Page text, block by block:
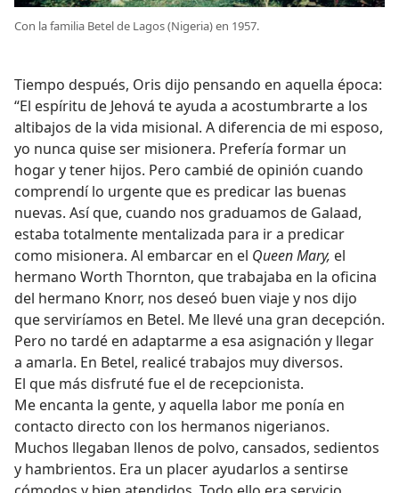
Con la familia Betel de Lagos (Nigeria) en 1957.
Tiempo después, Oris dijo pensando en aquella época:
“El espíritu de Jehová te ayuda a acostumbrarte a los
altibajos de la vida misional. A diferencia de mi esposo,
yo nunca quise ser misionera. Prefería formar un
hogar y tener hijos. Pero cambié de opinión cuando
comprendí lo urgente que es predicar las buenas
nuevas. Así que, cuando nos graduamos de Galaad,
estaba totalmente mentalizada para ir a predicar
como misionera. Al embarcar en el Queen Mary, el
hermano Worth Thornton, que trabajaba en la oficina
del hermano Knorr, nos deseó buen viaje y nos dijo
que serviríamos en Betel. Me llevé una gran decepción.
Pero no tardé en adaptarme a esa asignación y llegar
a amarla. En Betel, realicé trabajos muy diversos.
El que más disfruté fue el de recepcionista.
Me encanta la gente, y aquella labor me ponía en
contacto directo con los hermanos nigerianos.
Muchos llegaban llenos de polvo, cansados, sedientos
y hambrientos. Era un placer ayudarlos a sentirse